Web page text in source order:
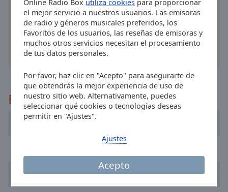
Online Radio Box utiliza cookies para proporcionar
el mejor servicio a nuestros usuarios. Las emisoras
de radio y géneros musicales preferidos, los
Favoritos de los usuarios, las reseñas de emisoras y
muchos otros servicios necesitan el procesamiento
de tus datos personales.
Por favor, haz clic en "Acepto" para asegurarte de
que obtendrás la mejor experiencia de uso de
nuestro sitio web. Alternativamente, puedes
seleccionar qué cookies o tecnologías deseas
permitir en "Ajustes".
Acepto
Ajustes
window.
Opacity
línea favoritas dondequiera que esté!
otras opciones
Recomendado
RNE Radio Nacional
Boom FM